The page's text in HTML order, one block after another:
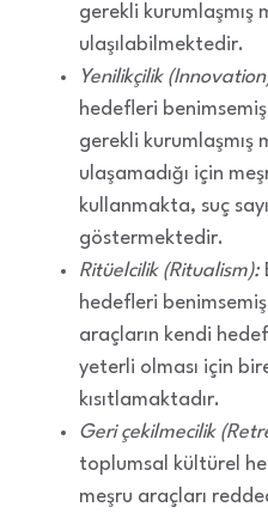
gerekli
ulaşılabilmektedir.
Yenilikçilik
hedefleri
gerekli
ulaşamadığı için
kullanmakta, suç
göstermektedir.
Ritüelcilik (Ritualism):
hedefleri
araçların kendi
yeterli olması için
kısıtlamaktadır.
Geri çekilmecilik
toplumsal kültürel
meşru araçları